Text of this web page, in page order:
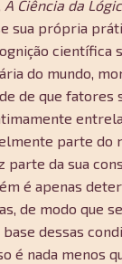
A Ciência da
sua própria
científica
do mundo,
de que fatores
parte do
parte da sua
é apenas
de modo que
dessas
é nada menos